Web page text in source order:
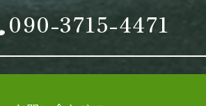
090-3715-4471